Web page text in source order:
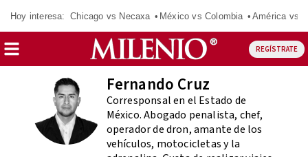
Hoy interesa: Chicago vs Necaxa México vs Colombia América vs
REGÍSTRATE
Fernando Cruz
Corresponsal en el Estado de
México. Abogado penalista, chef,
operador de dron, amante de los
vehículos, motocicletas y la